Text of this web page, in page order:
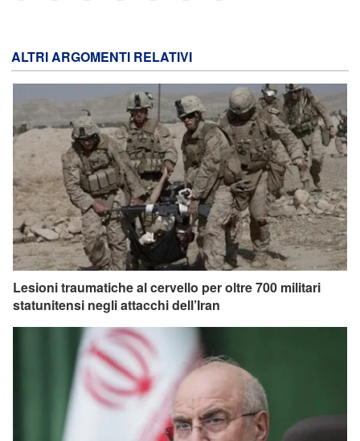
ALTRI ARGOMENTI RELATIVI
Lesioni traumatiche al cervello per oltre 700 militari
statunitensi negli attacchi dell’Iran